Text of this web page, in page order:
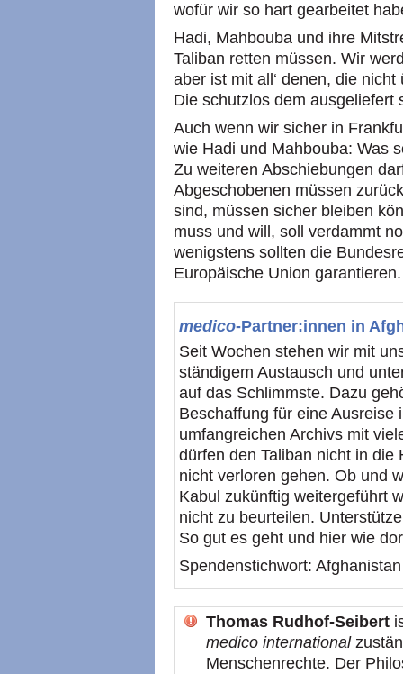
wofür wir so hart gearbeitet
Hadi, Mahbouba und ihre
Taliban retten müssen. Wir
aber ist mit all‘ denen, die
Die schutzlos dem ausgeliefert
Auch wenn wir sicher in
wie Hadi und Mahbouba: Was
Zu weiteren Abschiebungen
Abgeschobenen müssen
sind, müssen sicher bleiben
muss und will, soll verdammt
wenigstens sollten die
Europäische Union
medico-Partner:innen in
Seit Wochen stehen wir mit
ständigem Austausch und
auf das Schlimmste. Dazu
Beschaffung für eine
umfangreichen Archivs mit
dürfen den Taliban nicht in
nicht verloren gehen. Ob und
Kabul zukünftig weitergeführt
nicht zu beurteilen.
So gut es geht und hier wie
Spendenstichwort: Afghanistan
Thomas Rudhof-Seibert
medico international
Menschenrechte. Der